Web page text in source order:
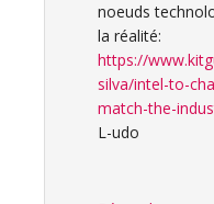
noeuds
la réalité:
https://
silva/intel-to-
match-the-
L-udo